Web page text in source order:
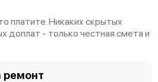
3500 р
и других
платите. Никаких скрытых
доплат - только честная смета и
ремонт